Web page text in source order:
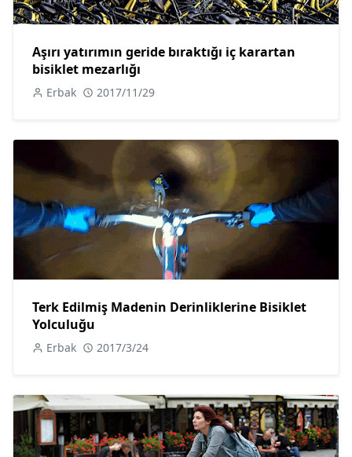
Aşırı yatırımın geride bıraktığı iç karartan
bisiklet mezarlığı
Erbak 2017/11/29
Terk Edilmiş Madenin Derinliklerine Bisiklet
Yolculuğu
Erbak 2017/3/24